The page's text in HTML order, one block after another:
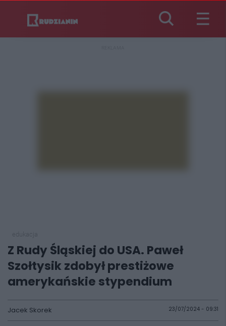
Z Rudy Śląskiej do USA. Paweł
Szołtysik zdobył prestiżowe
amerykańskie stypendium
Jacek Skorek 23/07/2024 - 09:31